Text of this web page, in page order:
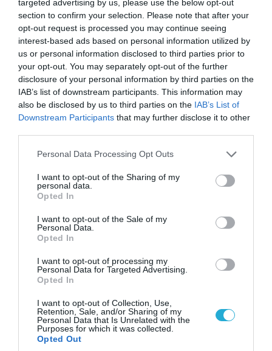
targeted advertising by us, please use the below opt-out
section to confirm your selection. Please note that after your
opt-out request is processed you may continue seeing
interest-based ads based on personal information utilized by
us or personal information disclosed to third parties prior to
your opt-out. You may separately opt-out of the further
disclosure of your personal information by third parties on the
IAB’s list of downstream participants. This information may
also be disclosed by us to third parties on the IAB’s List of
Downstream Participants that may further disclose it to other
Please note that this website/app uses one or more Google
not limited to your visit or usage behaviour. You may click to
grant or deny consent to Google and its third-party tags to
use your data for below specified purposes in below Google
consent section.
Personal Data Processing Opt Outs
I want to opt-out of the Sharing of my
personal data.
Opted In
I want to opt-out of the Sale of my
Personal Data.
Opted In
I want to opt-out of processing my
Personal Data for Targeted Advertising.
Opted In
I want to opt-out of Collection, Use,
Retention, Sale, and/or Sharing of my
Personal Data that Is Unrelated with the
Purposes for which it was collected.
Opted Out
07.08.2026 | 08:02
Κλιμακώνουν οι Χούθι: Eξαπέλυσαν επιθέσεις
Πλήγματα & στη Σαουδική Αραβία!